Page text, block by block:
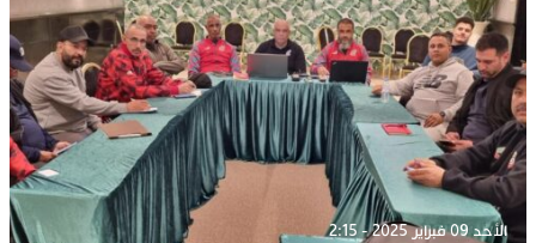
الأحد 09 فبراير 2025 - 2:15